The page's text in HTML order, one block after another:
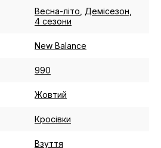
Весна-літо Демісезон
4 сезони
New Balance
990
Жовтий
Кросівки
Взуття